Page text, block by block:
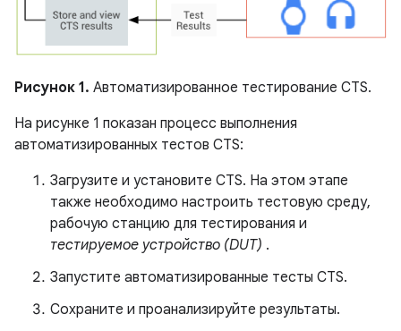
Рисунок 1. Автоматизированное тестирование CTS.
На рисунке 1 показан процесс выполнения
автоматизированных тестов CTS:
Загрузите и установите CTS. На этом этапе
также необходимо настроить тестовую среду,
рабочую станцию ​​для тестирования и
тестируемое устройство (DUT) .
Запустите автоматизированные тесты CTS.
Сохраните и проанализируйте результаты.